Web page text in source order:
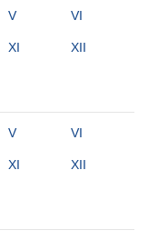
V VI
XI XII
V VI
XI XII